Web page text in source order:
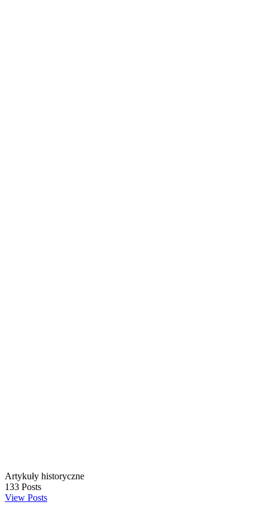
Artykuły historyczne
133 Posts
View Posts